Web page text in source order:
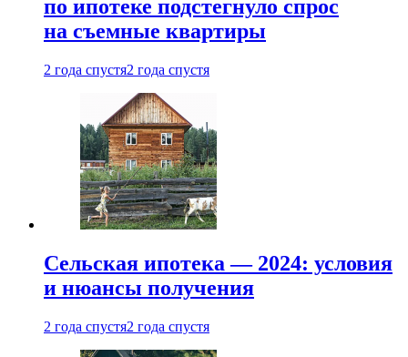
по ипотеке подстегнуло спрос
на съемные квартиры
2 года спустя2 года спустя
Сельская ипотека — 2024: условия
и нюансы получения
2 года спустя2 года спустя